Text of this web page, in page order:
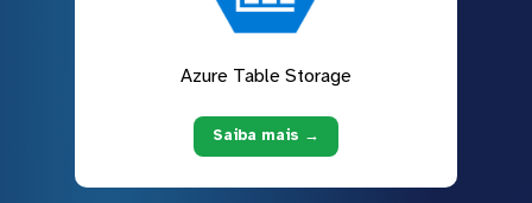
Azure Table Storage
Saiba mais →